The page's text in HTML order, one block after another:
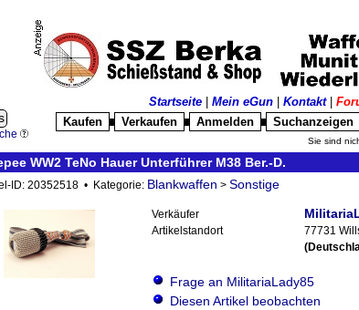
Startseite Mein eGun Kontakt|
Kaufen
Verkaufen Anmelden Suchanzeigen
Sie sind
WW2 TeNo Hauer Unterführer M38 Ber.-D.
ID: 20352518 • Kategorie: Blankwaffen > Sonstige
Verkäufer
Artikelstandort
77731
Frage an MilitariaLady85
Diesen Artikel beobachten